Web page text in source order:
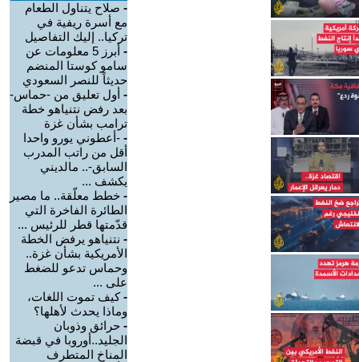
- صلاح يتناول الطعام
مع أسرة ريفية في
تركيا.. إليك التفاصيل
-
أبرز 5 معلومات عن
سامو كوستا المنضم
حديثاً للنصر السعودي
- أول تعليق من -حماس-
بعد رفض نتنياهو خطة
ترامب بشأن غزة
- -أعطوني يورو واحدا
أقل من راتب المدرب
السابق-.. مالديني
يكشف ...
- خطط معلّقة.. ما مصير
الطائرة الفاخرة التي
قدّمتها قطر للرئيس ...
- نتنياهو يرفض الخطة
الأمريكية بشأن غزة..
وحماس تدعو للضغط
على ...
-كيف تموت اللغات،
وماذا يحدث لأهلها؟
- حرائق وذوبان
الجليد..أوروبا في قبضة
المناخ المتطرف